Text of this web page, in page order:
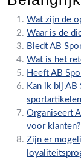
Wat zijn de
Waar is de
Biedt AB
Wat is het
Heeft AB
Kan ik bij
Organiseert
voor klanten?
Zijn er